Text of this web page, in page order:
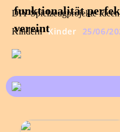
funktionalität
vereint
DIY-Spielzeugprojekte
Kindern Kinder 25/06/